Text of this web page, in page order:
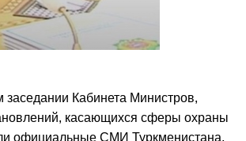
Кабинета Министров,
касающихся сферы охраны
официальные СМИ Туркменистана.